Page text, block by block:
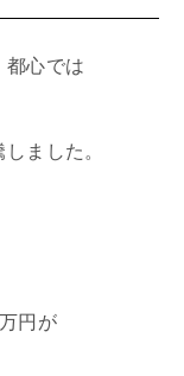
都心では
ました。
円が